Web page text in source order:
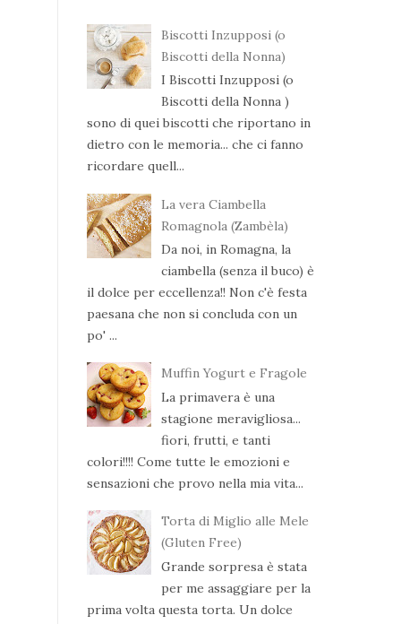
Biscotti Inzupposi (o
Biscotti della Nonna)
I Biscotti Inzupposi (o
Biscotti della Nonna )
sono di quei biscotti che riportano in
dietro con le memoria... che ci fanno
ricordare quell...
La vera Ciambella
Romagnola (Zambèla)
Da noi, in Romagna, la
ciambella (senza il buco) è
il dolce per eccellenza!! Non c'è festa
paesana che non si concluda con un
po' ...
Muffin Yogurt e Fragole
La primavera è una
stagione meravigliosa...
fiori, frutti, e tanti
colori!!!! Come tutte le emozioni e
sensazioni che provo nella mia vita...
Torta di Miglio alle Mele
(Gluten Free)
Grande sorpresa è stata
per me assaggiare per la
prima volta questa torta. Un dolce